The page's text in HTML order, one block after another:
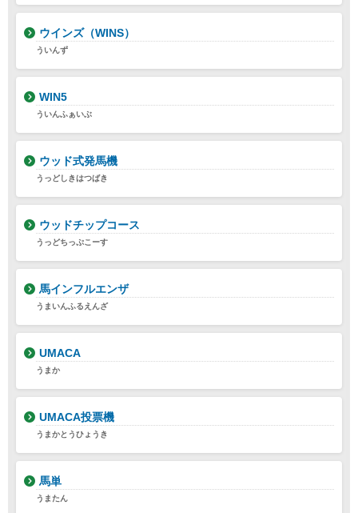
ウインズ（WINS）
ういんず
WIN5
ういんふぁいぶ
ウッド式発馬機
うっどしきはつばき
ウッドチップコース
うっどちっぷこーす
馬インフルエンザ
うまいんふるえんざ
UMACA
うまか
UMACA投票機
うまかとうひょうき
馬単
うまたん